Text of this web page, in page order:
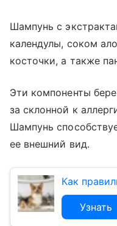
Шампунь с
календулы, соком
косточки, а также
Эти компоненты
за склонной к
Шампунь
ее внешний вид.
Как
Узнать